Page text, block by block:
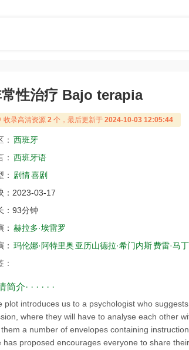
性治疗 Bajo terapia
收录高清资源 2 个，最后更新于 2024-10-03 12:05:44
： 西班牙
： 西班牙语
： 剧情喜剧
： 2023-03-17
： 93分钟
： 赫拉多·埃雷罗
： 玛伦娜·阿特里奥亚历山德拉·希门内斯费雷·马
：
简介· · · · · ·
plot introduces us to a psychologist who
where they will have to analyse each other
them a number of envelopes containing
has proposed encourages everyone to share